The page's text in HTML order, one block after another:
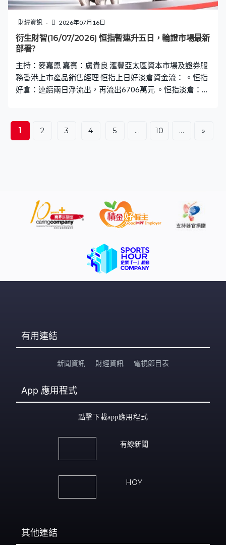
財經資訊 2026年07月16日
衍生財智(16/07/2026) 恒指暫連升五日，輪證市場最新
部署?
主持：麥嘉恩 嘉賓：盧貴良 滙豐亞太區資本市場及證券服
務香港上市產品銷售經理 恒指上日好淡倉資金流： 。恒指
好倉：連續兩日淨流出，再流出6706萬元 。恒指淡倉：連
貨區：25100點，602張相對期指部署加倉381張
1 2 3 4 5 ... 10 ... »
有用連結
新聞資訊 財經資訊 電視節目表
App 應用程式
點擊下載app應用程式
有線新聞
HOY
其他連結